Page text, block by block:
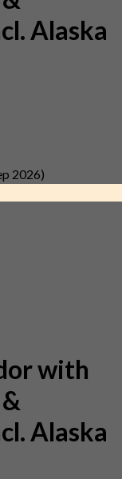
Alaska
2026)
with
Alaska